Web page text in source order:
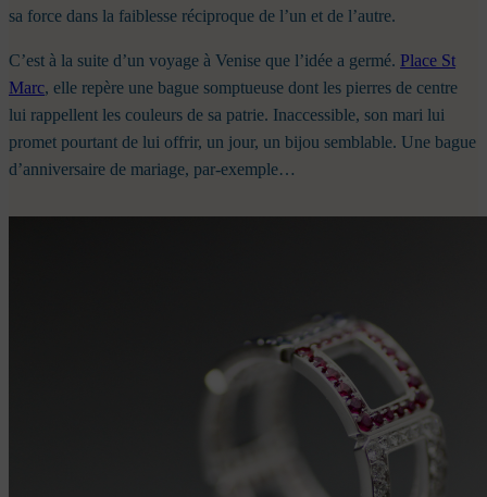
sa force dans la faiblesse réciproque de l’un et de l’autre.
C’est à la suite d’un voyage à Venise que l’idée a germé. Place St
Marc, elle repère une bague somptueuse dont les pierres de centre
lui rappellent les couleurs de sa patrie. Inaccessible, son mari lui
promet pourtant de lui offrir, un jour, un bijou semblable. Une bague
d’anniversaire de mariage, par-exemple…